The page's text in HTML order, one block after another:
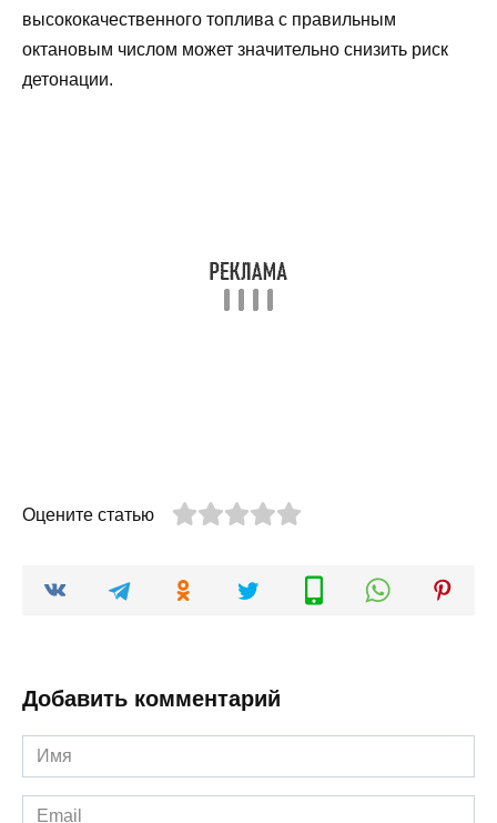
высококачественного топлива с правильным
октановым числом может значительно снизить риск
детонации.
Оцените статью
Добавить комментарий
Имя
*
Email